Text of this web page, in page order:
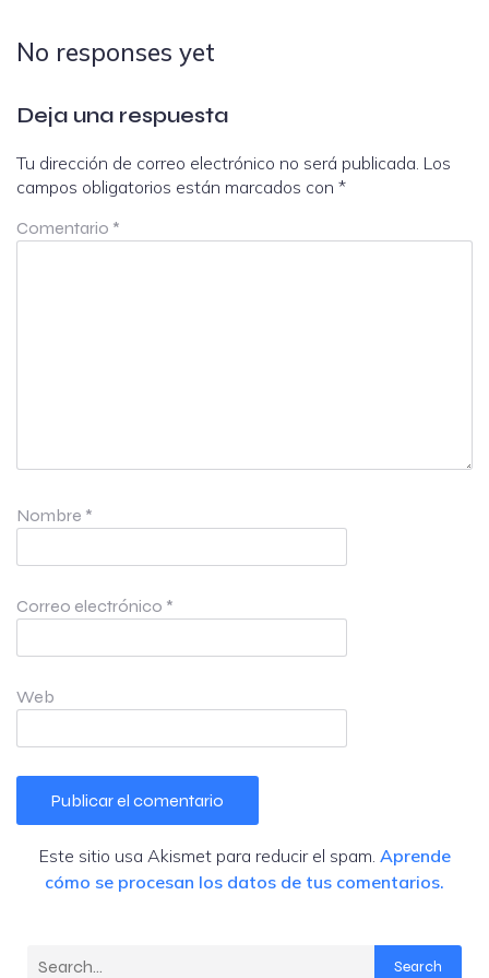
No responses yet
Deja una respuesta
Tu dirección de correo electrónico no será publicada. Los
campos obligatorios están marcados con *
Comentario *
Nombre *
Correo electrónico *
Web
Este sitio usa Akismet para reducir el spam. Aprende
cómo se procesan los datos de tus comentarios.
Search